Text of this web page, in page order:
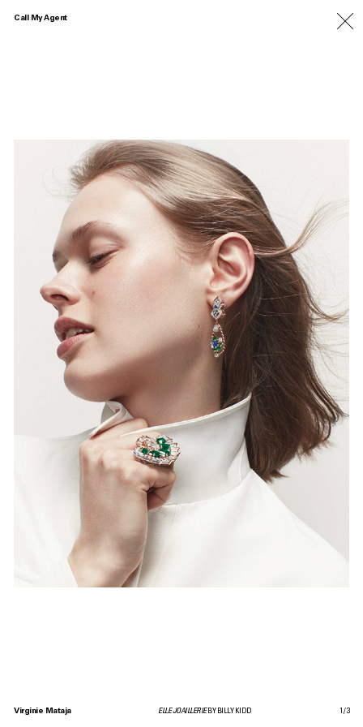
Call My Agent
Virginie Mataja ELLE JOAILLERIEBY BILLY KIDD 1 /3